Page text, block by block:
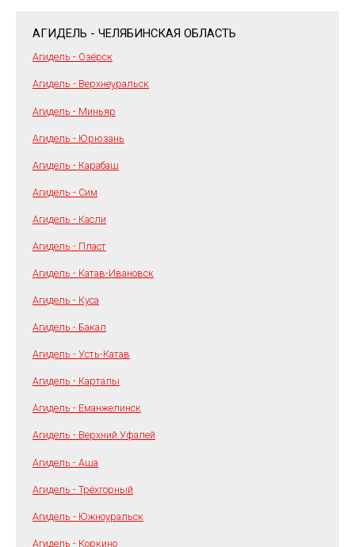
АГИДЕЛЬ - ЧЕЛЯБИНСКАЯ ОБЛАСТЬ
Агидель - Озёрск
Агидель - Верхнеуральск
Агидель - Миньяр
Агидель - Юрюзань
Агидель - Карабаш
Агидель - Сим
Агидель - Касли
Агидель - Пласт
Агидель - Катав-Ивановск
Агидель - Куса
Агидель - Бакал
Агидель - Усть-Катав
Агидель - Карталы
Агидель - Еманжелинск
Агидель - Верхний Уфалей
Агидель - Аша
Агидель - Трёхгорный
Агидель - Южноуральск
Агидель - Коркино